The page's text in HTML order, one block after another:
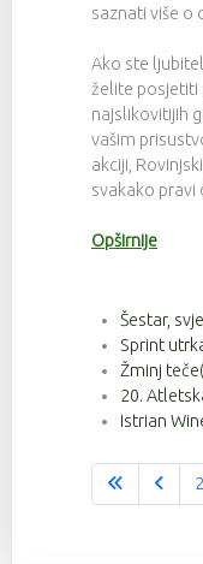
saznati više o
Ako ste
želite posjetiti
najslikovitijih
vašim
akciji,
svakako pravi
Opširnije
Šestar,
Sprint
Žminj
20.
Istrian